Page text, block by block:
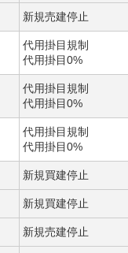
新規売建停止
代用掛目規制
代用掛目0%
代用掛目規制
代用掛目0%
代用掛目規制
代用掛目0%
新規買建停止
新規買建停止
新規売建停止